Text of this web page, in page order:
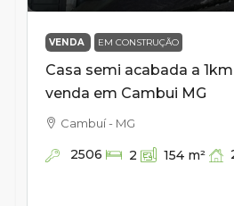
VENDA EM CONSTRUÇÃO
Casa semi acabada a
venda em Cambui MG
Cambuí - MG
2506 2 154 m²